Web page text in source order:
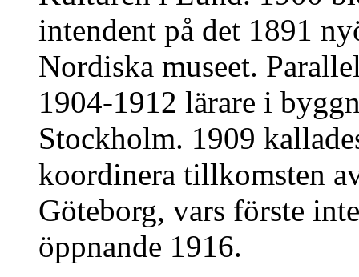
intendent på det 1891
Nordiska museet.
1904-1912 lärare i
Stockholm. 1909
koordinera tillkomsten
Göteborg, vars förste
öppnande 1916.